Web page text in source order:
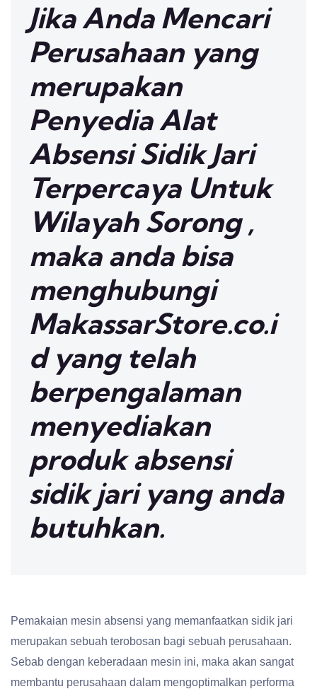
Jika Anda Mencari
Perusahaan yang
merupakan
Penyedia Alat
Absensi Sidik Jari
Terpercaya Untuk
Wilayah Sorong ,
maka anda bisa
menghubungi
MakassarStore.co.i
d yang telah
berpengalaman
menyediakan
produk absensi
sidik jari yang anda
butuhkan.
Pemakaian mesin absensi yang memanfaatkan sidik jari
merupakan sebuah terobosan bagi sebuah perusahaan.
Sebab dengan keberadaan mesin ini, maka akan sangat
membantu perusahaan dalam mengoptimalkan performa